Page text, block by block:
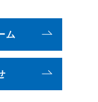
ム